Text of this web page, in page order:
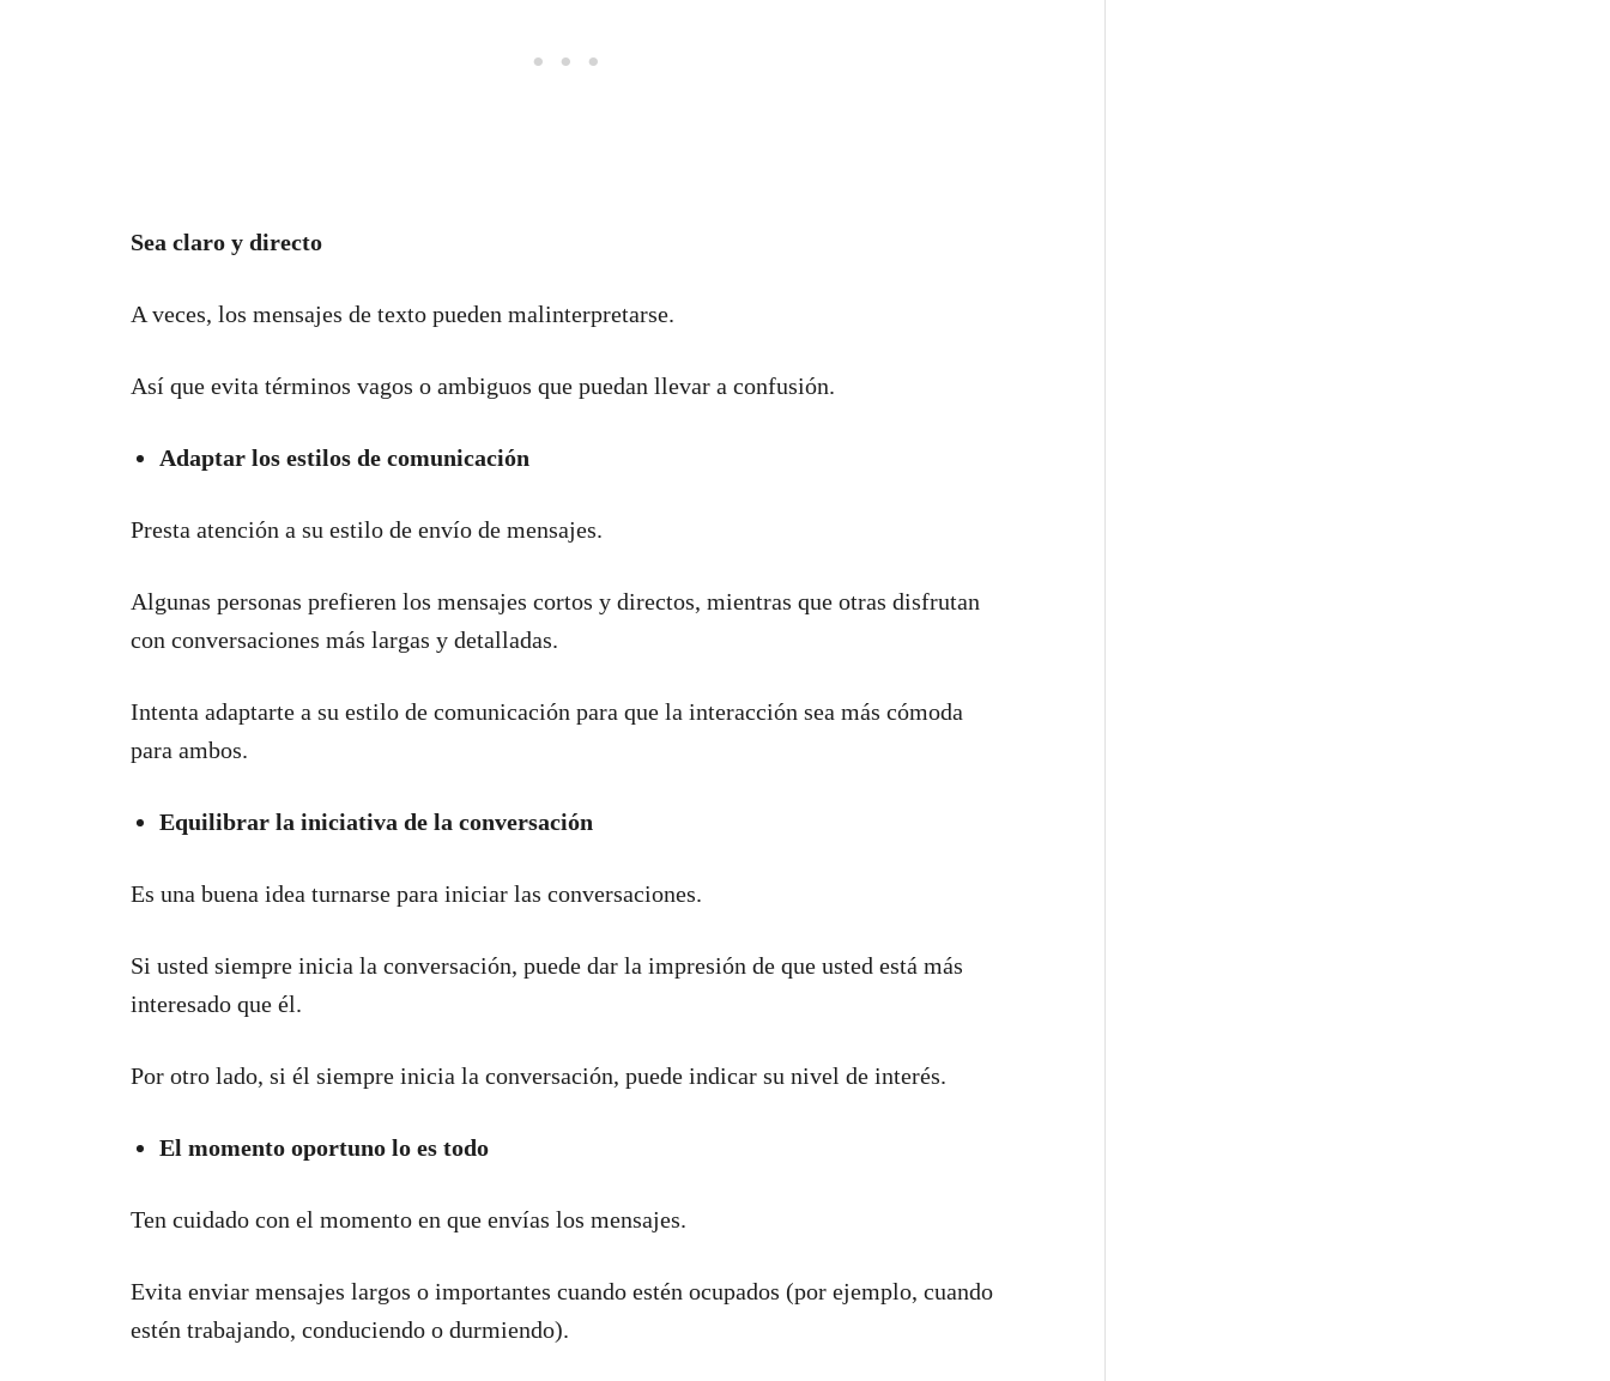
Sea claro y directo
A veces, los mensajes de texto pueden malinterpretarse.
Así que evita términos vagos o ambiguos que puedan llevar a confusión.
Adaptar los estilos de comunicación
Presta atención a su estilo de envío de mensajes.
Algunas personas prefieren los mensajes cortos y directos, mientras que otras disfrutan
con conversaciones más largas y detalladas.
Intenta adaptarte a su estilo de comunicación para que la interacción sea más cómoda
para ambos.
Equilibrar la iniciativa de la conversación
Es una buena idea turnarse para iniciar las conversaciones.
Si usted siempre inicia la conversación, puede dar la impresión de que usted está más
interesado que él.
Por otro lado, si él siempre inicia la conversación, puede indicar su nivel de interés.
El momento oportuno lo es todo
Ten cuidado con el momento en que envías los mensajes.
Evita enviar mensajes largos o importantes cuando estén ocupados (por ejemplo, cuando
estén trabajando, conduciendo o durmiendo).